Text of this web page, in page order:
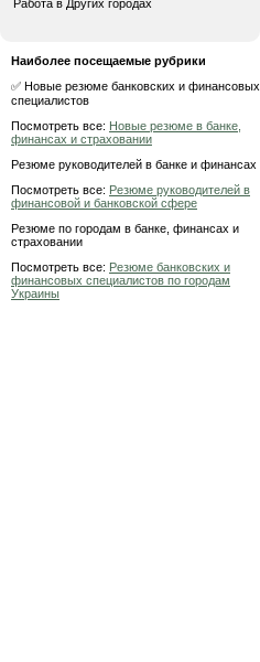
Работа в Других городах
Наиболее посещаемые рубрики
✅ Новые резюме банковских и финансовых
специалистов
Посмотреть все: Новые резюме в банке,
финансах и страховании
Резюме руководителей в банке и финансах
Посмотреть все: Резюме руководителей в
финансовой и банковской сфере
Резюме по городам в банке, финансах и
страховании
Посмотреть все: Резюме банковских и
финансовых специалистов по городам
Украины